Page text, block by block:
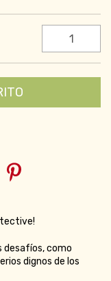
desafíos, como
dignos de los